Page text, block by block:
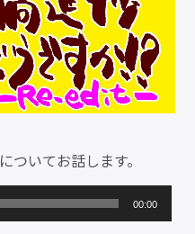
ついてお話します。
00:00